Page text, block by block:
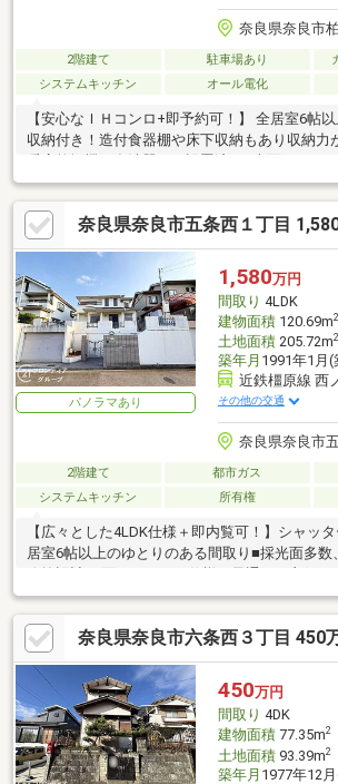
奈良県奈良市
2階建て 駐車場あり
システムキッチン
オール電化
【安心なＩＨコンロ+即予約可！】 全居室6帖
収納付き！造付食器棚や床下収納もあり収納力
好です
奈良県奈良市五条西１丁目
パノラマあり
1,580万円
間取り 4LDK
建物面積120.69m2
土地面積205.72m2
築年月 1991年1月
近鉄橿原線 西
その他の交通
奈良県奈良市
2階建て 都市ガス
システムキッチン
所有権
【広々とした4LDK仕様＋即内覧可！】シャッ
居室6帖以上のゆとりのある間取り■採光面多数
奈良県奈良市六条西３丁目 450
450万円
間取り 4DK
建物面積77.35m2
土地面積93.39m2
築年月 1977年12